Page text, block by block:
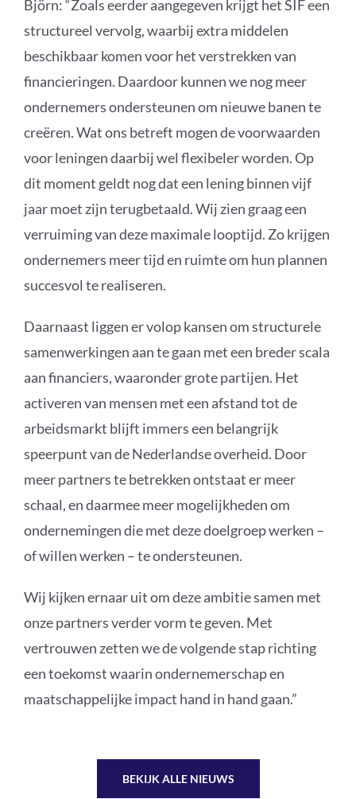
Björn: “Zoals eerder aangegeven krijgt het SIF een
structureel vervolg, waarbij extra middelen
beschikbaar komen voor het verstrekken van
financieringen. Daardoor kunnen we nog meer
ondernemers ondersteunen om nieuwe banen te
creëren. Wat ons betreft mogen de voorwaarden
voor leningen daarbij wel flexibeler worden. Op
dit moment geldt nog dat een lening binnen vijf
jaar moet zijn terugbetaald. Wij zien graag een
verruiming van deze maximale looptijd. Zo krijgen
ondernemers meer tijd en ruimte om hun plannen
succesvol te realiseren.
Daarnaast liggen er volop kansen om structurele
samenwerkingen aan te gaan met een breder scala
aan financiers, waaronder grote partijen. Het
activeren van mensen met een afstand tot de
arbeidsmarkt blijft immers een belangrijk
speerpunt van de Nederlandse overheid. Door
meer partners te betrekken ontstaat er meer
schaal, en daarmee meer mogelijkheden om
ondernemingen die met deze doelgroep werken –
of willen werken – te ondersteunen.
Wij kijken ernaar uit om deze ambitie samen met
onze partners verder vorm te geven. Met
vertrouwen zetten we de volgende stap richting
een toekomst waarin ondernemerschap en
maatschappelijke impact hand in hand gaan.”
BEKIJK ALLE NIEUWS